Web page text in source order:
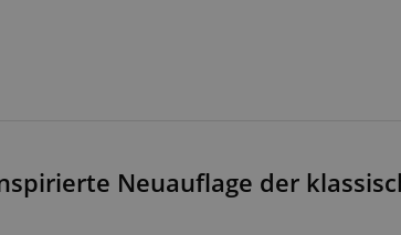
Neuauflage der